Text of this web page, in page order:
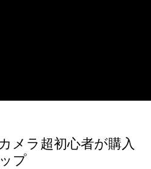
メラ超初心者が購入
プ